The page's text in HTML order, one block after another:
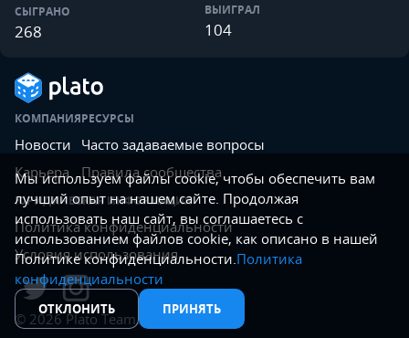
СЫГРАНО
268
ВЫИГРАЛ
104
КОМПАНИЯ
Новости
Карьера
РЕСУРСЫ
Часто задаваемые вопросы
Правила сообщества
ЮРИДИЧЕСКАЯ ИНФОРМАЦИЯ
Политика конфиденциальности
Условия использования
© 2026Plato Team.
Мы используем файлы cookie, чтобы обеспечить вам
лучший опыт на нашем сайте. Продолжая
использовать наш сайт, вы соглашаетесь с
использованием файлов cookie, как описано в нашей
Политике конфиденциальности.Политика
конфиденциальности
ОТКЛОНИТЬ ПРИНЯТЬ